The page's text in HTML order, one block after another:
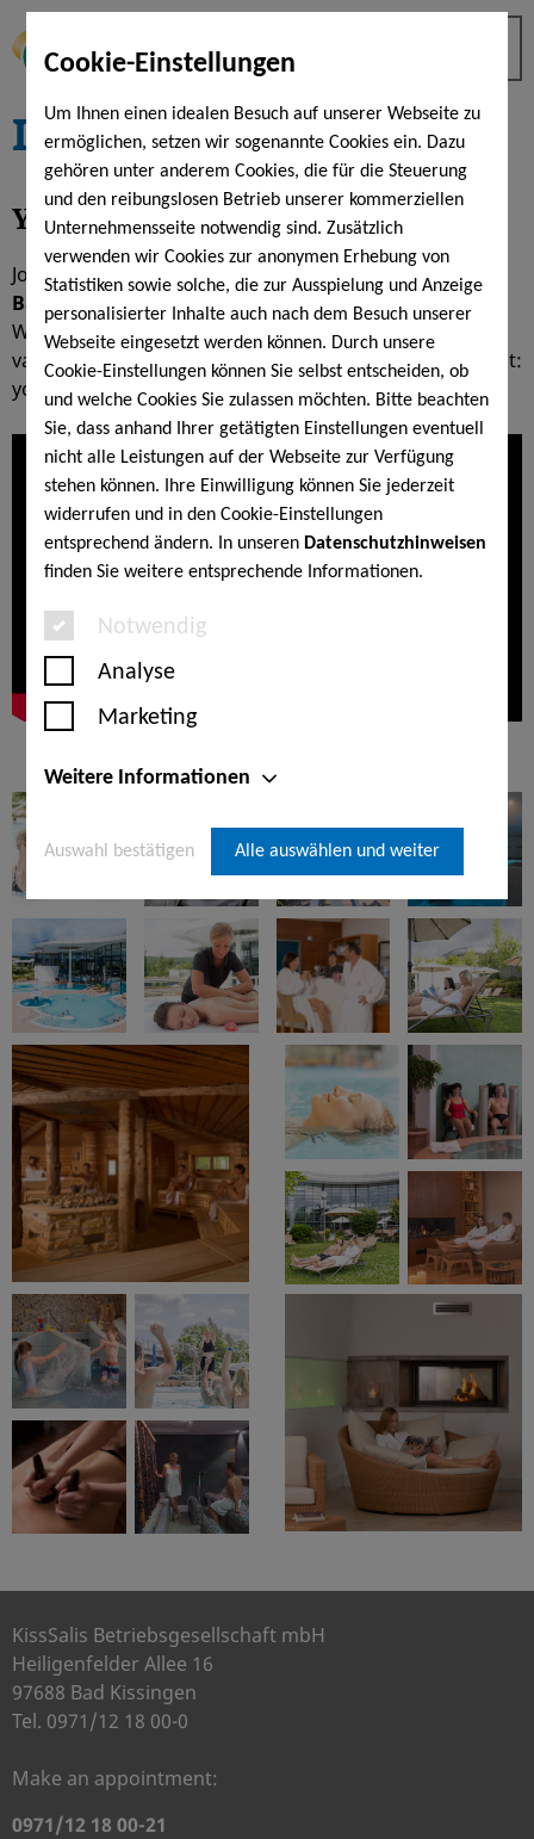
Cookie-Einstellungen
Um Ihnen einen idealen Besuch auf unserer Webseite zu
ermöglichen, setzen wir sogenannte Cookies ein. Dazu
gehören unter anderem Cookies, die für die Steuerung
und den reibungslosen Betrieb unserer kommerziellen
Unternehmensseite notwendig sind. Zusätzlich
verwenden wir Cookies zur anonymen Erhebung von
Statistiken sowie solche, die zur Ausspielung und Anzeige
personalisierter Inhalte auch nach dem Besuch unserer
Webseite eingesetzt werden können. Durch unsere
Cookie-Einstellungen können Sie selbst entscheiden, ob
und welche Cookies Sie zulassen möchten. Bitte beachten
Sie, dass anhand Ihrer getätigten Einstellungen eventuell
nicht alle Leistungen auf der Webseite zur Verfügung
stehen können. Ihre Einwilligung können Sie jederzeit
widerrufen und in den Cookie-Einstellungen
entsprechend ändern. In unseren Datenschutzhinweisen
finden Sie weitere entsprechende Informationen.
Notwendig
Analyse
Marketing
Weitere Informationen
Auswahl bestätigen Alle auswählen und weiter
Impressions
Your stayat KissSalis...
Join us on our
journey through the KissSalis Therme
Bad Kissingen.
Whether it's a relaxing end to a hard day, a short
vacation or a stay on Friday and Saturday until midnight:
your visit will
be relaxing and restorative.
KissSalis Betriebsgesellschaft mbH
Heiligenfelder Allee 16
97688 Bad Kissingen
Tel. 0971/12 18 00-0
Make an appointment:
0971/12 18 00-21